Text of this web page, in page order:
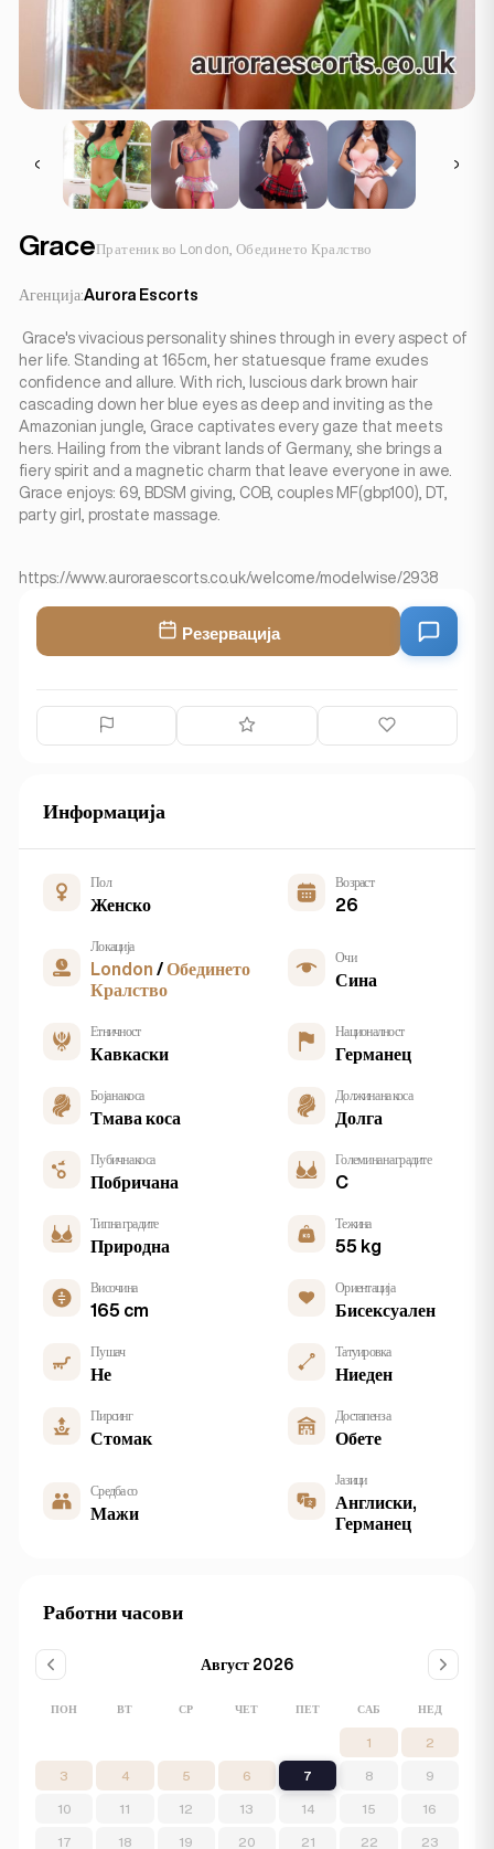
GraceПратеник во London, Обединето Кралство
Агенција:Aurora Escorts
Grace's vivacious personality shines through in every aspect of
her life. Standing at 165cm, her statuesque frame exudes
confidence and allure. With rich, luscious dark brown hair
cascading down her blue eyes as deep and inviting as the
Amazonian jungle, Grace captivates every gaze that meets
hers. Hailing from the vibrant lands of Germany, she brings a
fiery spirit and a magnetic charm that leave everyone in awe.
Grace enjoys: 69, BDSM giving, COB, couples MF(gbp100), DT,
party girl, prostate massage.
https://www.auroraescorts.co.uk/welcome/modelwise/2938
Резервација
Информација
Пол
Женско
Возраст
26
Локација
London /Обединето
Кралство
Очи
Сина
Етничност
Кавкаски
Националност
Германец
Боја на коса
Тмава коса
Должина на коса
Долга
Пубична коса
Побричана
Големина на градите
C
Тип на градите
Природна
Тежина
55 kg
Височина
165 cm
Ориентација
Бисексуален
Пушач
Не
Татуировка
Ниеден
Пирсинг
Стомак
Достапен за
Обете
Средба со
Мажи
Јазици
Англиски,
Германец
Работни часови
Август 2026
ПОН ВТ СР ЧЕТ ПЕТ САБ НЕД
1 2
3 4 5 6 7 8 9
10 11 12 13 14 15 16
17 18 19 20 21 22 23